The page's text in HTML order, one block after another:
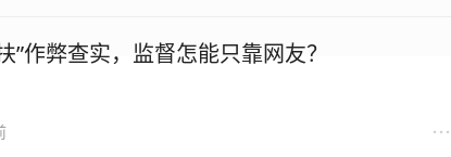
”作弊查实，监督怎能只靠网友？